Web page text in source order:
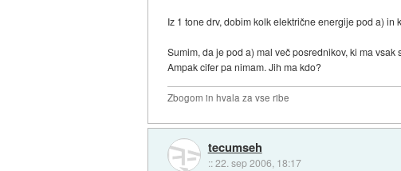
Iz 1 tone drv, dobim kolk električne energije pod a) in
Sumim, da je pod a) mal več posrednikov, ki ma
Ampak cifer pa nimam. Jih ma kdo?
Zbogom in hvala za vse ribe
tecumseh
::22. sep 2006, 18:17